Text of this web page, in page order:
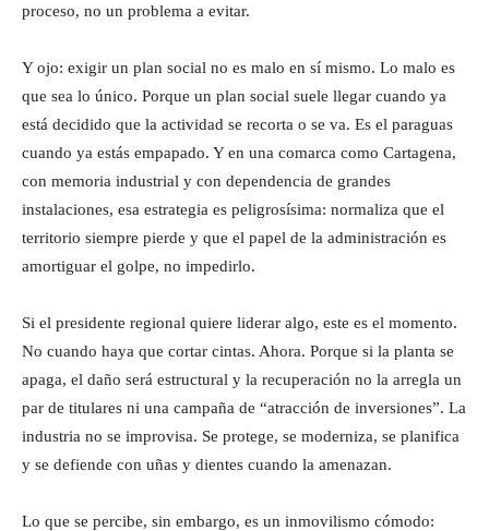
proceso, no un problema a evitar.
Y ojo: exigir un plan social no es malo en sí mismo. Lo malo es
que sea lo único. Porque un plan social suele llegar cuando ya
está decidido que la actividad se recorta o se va. Es el paraguas
cuando ya estás empapado. Y en una comarca como Cartagena,
con memoria industrial y con dependencia de grandes
instalaciones, esa estrategia es peligrosísima: normaliza que el
territorio siempre pierde y que el papel de la administración es
amortiguar el golpe, no impedirlo.
Si el presidente regional quiere liderar algo, este es el momento.
No cuando haya que cortar cintas. Ahora. Porque si la planta se
apaga, el daño será estructural y la recuperación no la arregla un
par de titulares ni una campaña de “atracción de inversiones”. La
industria no se improvisa. Se protege, se moderniza, se planifica
y se defiende con uñas y dientes cuando la amenazan.
Lo que se percibe, sin embargo, es un inmovilismo cómodo: